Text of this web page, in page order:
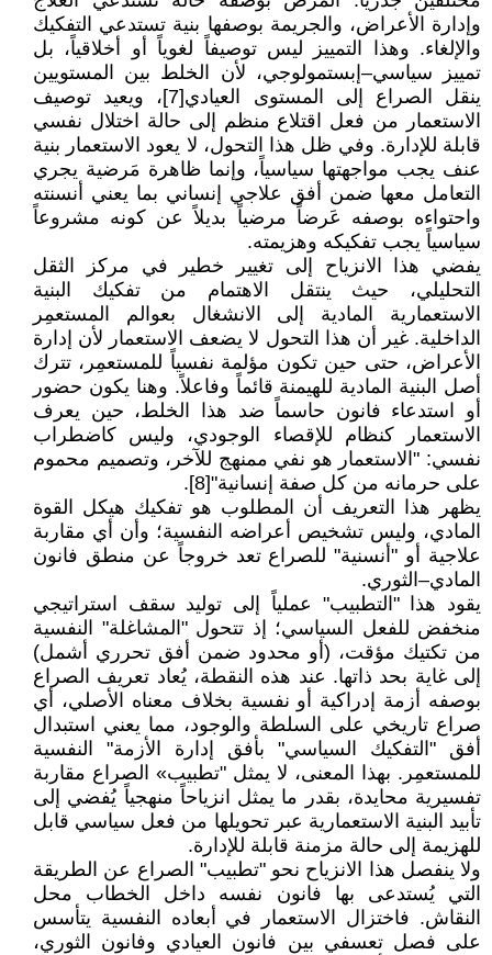
وإدارة الأعراض، والجريمة بوصفها بنية تستدعي التفكيك
والإلغاء. وهذا التمييز ليس توصيفاً لغوياً أو أخلاقياً، بل
تمييز سياسي–إبستمولوجي، لأن الخلط بين المستويين
ينقل الصراع إلى المستوى العيادي[7]، ويعيد توصيف
الاستعمار من فعل اقتلاع منظم إلى حالة اختلال نفسي
قابلة للإدارة. وفي ظل هذا التحول، لا يعود الاستعمار بنية
عنف يجب مواجهتها سياسياً، وإنما ظاهرة مَرضية يجري
التعامل معها ضمن أفق علاجي إنساني بما يعني أنسنته
واحتواءه بوصفه عَرضاً مرضياً بديلاً عن كونه مشروعاً
سياسياً يجب تفكيكه وهزيمته.
يفضي هذا الانزياح إلى تغيير خطير في مركز الثقل
التحليلي، حيث ينتقل الاهتمام من تفكيك البنية
الاستعمارية المادية إلى الانشغال بعوالم المستعمِر
الداخلية. غير أن هذا التحول لا يضعف الاستعمار لأن إدارة
الأعراض، حتى حين تكون مؤلمة نفسياً للمستعمِر، تترك
أصل البنية المادية للهيمنة قائماً وفاعلاً. وهنا يكون حضور
أو استدعاء فانون حاسماً ضد هذا الخلط، حين يعرف
الاستعمار كنظام للإقصاء الوجودي، وليس كاضطراب
نفسي: "الاستعمار هو نفي ممنهج للآخر، وتصميم محموم
على حرمانه من كل صفة إنسانية"[8].
يظهر هذا التعريف أن المطلوب هو تفكيك هيكل القوة
المادي، وليس تشخيص أعراضه النفسية؛ وأن أي مقاربة
علاجية أو "أنسنية" للصراع تعد خروجاً عن منطق فانون
المادي–الثوري.
يقود هذا "التطبيب" عملياً إلى توليد سقف استراتيجي
منخفض للفعل السياسي؛ إذ تتحول "المشاغلة" النفسية
من تكتيك مؤقت، (أو محدود ضمن أفق تحرري أشمل)
إلى غاية بحد ذاتها. عند هذه النقطة، يُعاد تعريف الصراع
بوصفه أزمة إدراكية أو نفسية بخلاف معناه الأصلي، أي
صراع تاريخي على السلطة والوجود، مما يعني استبدال
أفق "التفكيك السياسي" بأفق إدارة الأزمة" النفسية
للمستعمِر. بهذا المعنى، لا يمثل "تطبيب» الصراع مقاربة
تفسيرية محايدة، بقدر ما يمثل انزياحاً منهجياً يُفضي إلى
تأبيد البنية الاستعمارية عبر تحويلها من فعل سياسي قابل
للهزيمة إلى حالة مزمنة قابلة للإدارة.
ولا ينفصل هذا الانزياح نحو "تطبيب" الصراع عن الطريقة
التي يُستدعى بها فانون نفسه داخل الخطاب محل
النقاش. فاختزال الاستعمار في أبعاده النفسية يتأسس
على فصل تعسفي بين فانون العيادي وفانون الثوري،